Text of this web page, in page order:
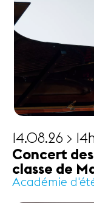
14.08.26 >
Concert
classe de
Académie